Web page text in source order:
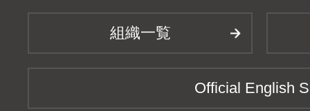
組織一覧
Official English